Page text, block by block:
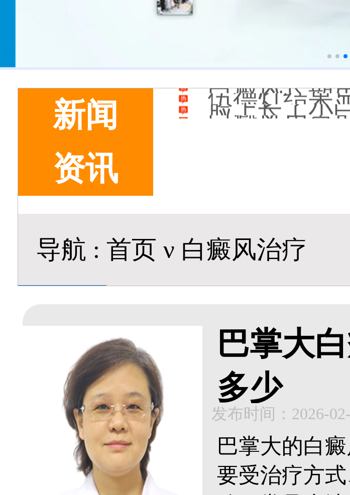
新闻
资讯
白癜风长期
伍德灯结果显
脸上长了小
白癜风用芦可
身体黑色素
初期白癜风
导航 : 首页 ν 白癜风治疗
巴掌大
多少
发布时间：2026-
巴掌大的白
要受治疗方